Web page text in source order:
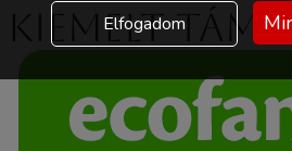
Kiemelt
Elfogadom